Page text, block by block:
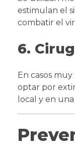
estimulan el
combatir el
6.
En casos
optar por
local y en una